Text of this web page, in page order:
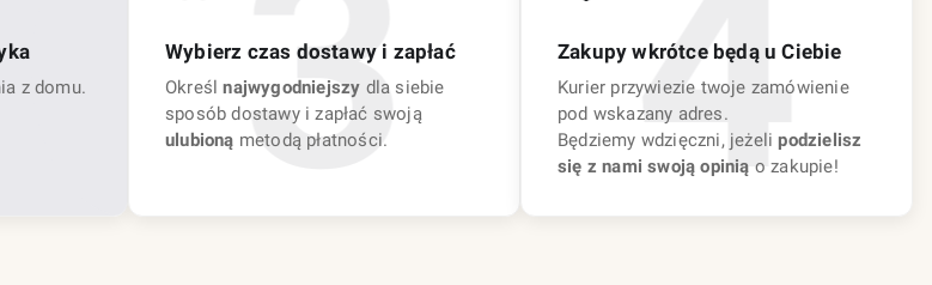
z domu.
Wybierz czas dostawy i zapłać
Określnajwygodniejszy dla siebie
sposób dostawy i zapłać swoją
ulubioną metodą płatności.
Zakupy wkrótce będą u Ciebie
Kurier przywiezie twoje zamówienie
pod wskazany adres.
Będziemy wdzięczni, jeżelipodzielisz
się z nami swoją opinią o zakupie!